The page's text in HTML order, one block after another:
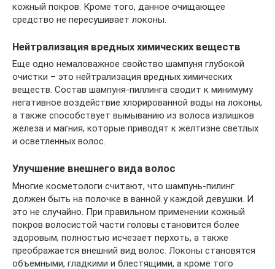
кожный покров. Кроме того, данное очищающее
средство не пересушивает локоны.
Нейтрализация вредных химических веществ
Еще одно немаловажное свойство шампуня глубокой
очистки – это нейтрализация вредных химических
веществ. Состав шампуня-пиллинга сводит к минимуму
негативное воздействие хлорированной воды на локоны,
а также способствует вымыванию из волоса излишков
железа и магния, которые приводят к желтизне светлых
и осветленных волос.
Улучшение внешнего вида волос
Многие косметологи считают, что шампунь-пилинг
должен быть на полочке в ванной у каждой девушки. И
это не случайно. При правильном применении кожный
покров волосистой части головы становится более
здоровым, полностью исчезает перхоть, а также
преображается внешний вид волос. Локоны становятся
объемными, гладкими и блестящими, а кроме того